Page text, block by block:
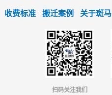
收费标准 搬迁案例 关于斑马
扫码关注我们